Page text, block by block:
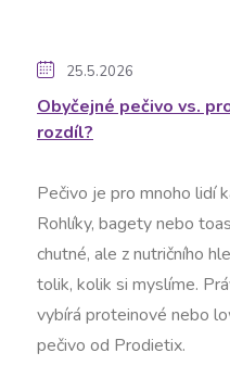
25.5.2026
Obyčejné pečivo vs.
rozdíl?
Pečivo je pro mnoho lidí
Rohlíky, bagety nebo
chutné, ale z nutričního
tolik, kolik si myslíme.
vybírá proteinové nebo
pečivo od Prodietix.